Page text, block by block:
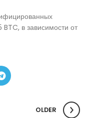
BTC, в зависимости от
OLDER